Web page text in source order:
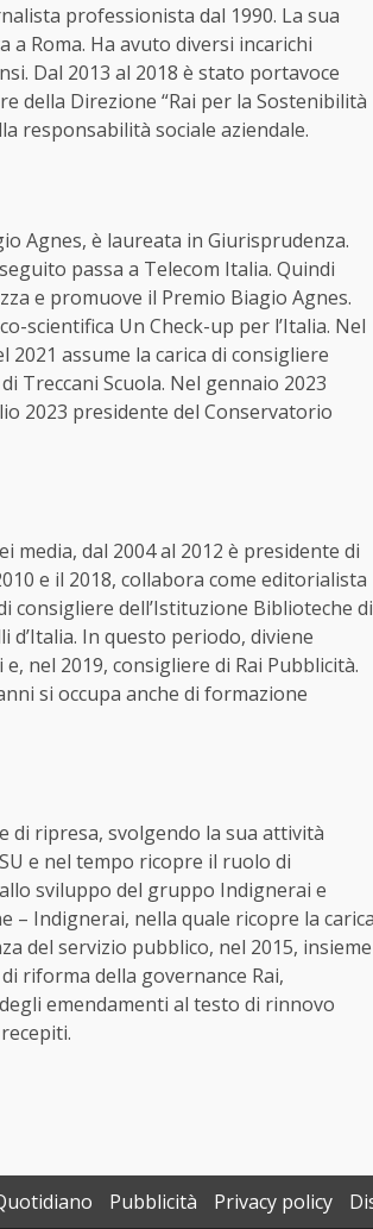
professionista dal 1990. La sua
a Roma. Ha avuto diversi incarichi
Dal 2013 al 2018 è stato portavoce
della Direzione “Rai per la Sostenibilità
responsabilità sociale aziendale.
Agnes, è laureata in Giurisprudenza.
passa a Telecom Italia. Quindi
e promuove il Premio Biagio Agnes.
scientifica Un Check-up per l’Italia. Nel
2021 assume la carica di consigliere
Treccani Scuola. Nel gennaio 2023
2023 presidente del Conservatorio
media, dal 2004 al 2012 è presidente di
e il 2018, collabora come editorialista
consigliere dell’Istituzione Biblioteche di
d’Italia. In questo periodo, diviene
nel 2019, consigliere di Rai Pubblicità.
si occupa anche di formazione
di ripresa, svolgendo la sua attività
e nel tempo ricopre il ruolo di
sviluppo del gruppo Indignerai e
– Indignerai, nella quale ricopre la
del servizio pubblico, nel 2015, insieme
riforma della governance Rai,
emendamenti al testo di rinnovo
Pubblicità Privacy policy